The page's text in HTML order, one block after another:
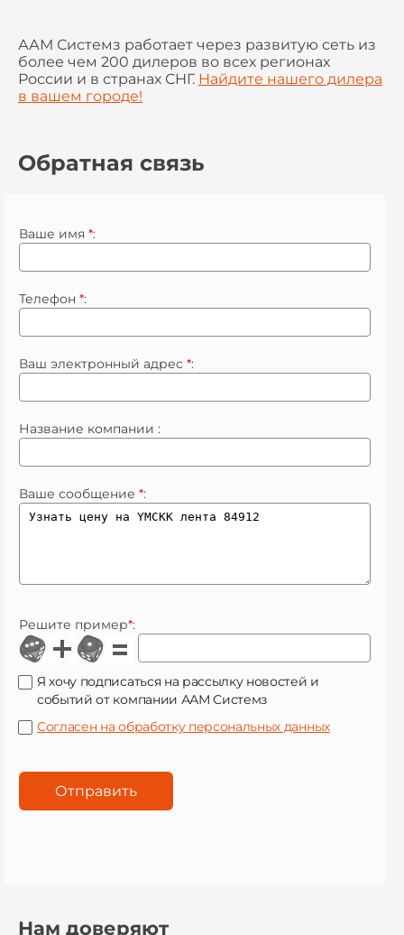
ААМ Системз работает через развитую сеть из
более чем 200 дилеров во всех регионах
России и в странах СНГ. Найдите нашего дилера
в вашем городе!
Обратная связь
Ваше имя *:
Телефон *:
Ваш электронный адрес *:
Название компании :
Ваше сообщение *:
Решите пример*:
Я хочу подписаться на рассылку новостей и
событий от компании ААМ Системз
Согласен на обработку персональных данных
Нам доверяют